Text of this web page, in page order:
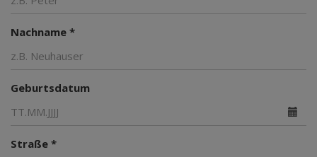
Nachname *
Geburtsdatum
Straße *